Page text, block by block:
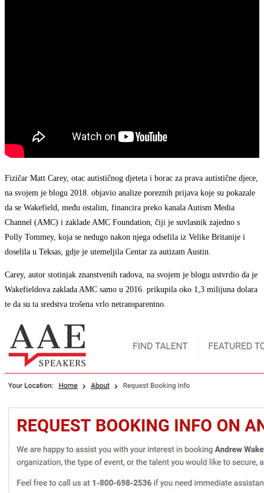
Fizičar Matt Carey, otac autističnog djeteta i borac za prava autistične djece,
na svojem je blogu 2018. objavio analize poreznih prijava koje su pokazale
da se Wakefield, među ostalim, financira preko kanala Autism Media
Channel (AMC) i zaklade AMC Foundation, čiji je suvlasnik zajedno s
Polly Tommey, koja se nedugo nakon njega odselila iz Velike Britanije i
doselila u Teksas, gdje je utemeljila Centar za autizam Austin.
Carey, autor stotinjak znanstvenih radova, na svojem je blogu ustvrdio da je
Wakefieldova zaklada AMC samo u 2016. prikupila oko 1,3 milijuna dolara
te da su ta sredstva trošena vrlo netransparentno.